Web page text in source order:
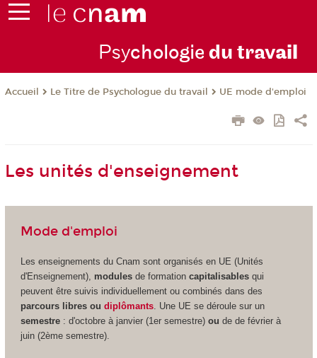
Psychologie du travail
Accueil Le Titre de Psychologue du travail UE mode d'emploi
Les unités d'enseignement
Mode d'emploi
Les enseignements du Cnam sont organisés en UE (Unités
d'Enseignement), modulesde formation capitalisables qui
peuvent être suivis individuellement ou combinés dans des
parcours libres ou diplômants. Une UE se déroule sur un
semestre : d'octobre à janvier (1er semestre) ou de de février à
juin (2ème semestre).